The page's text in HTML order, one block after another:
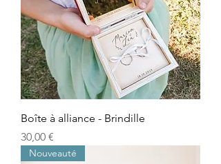
Boîte à alliance - Brindille
Prix
30,00 €
Nouveauté